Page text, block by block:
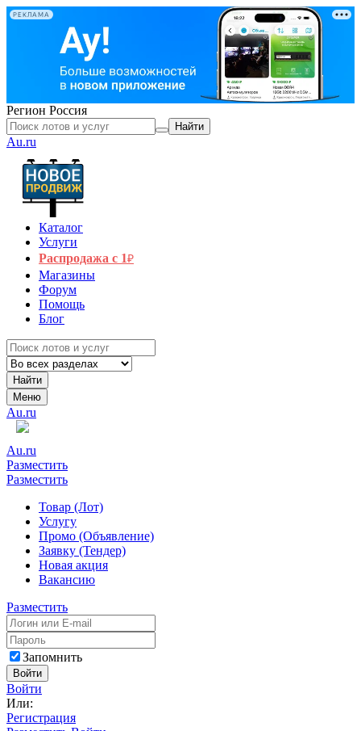
РЕКЛАМА
Регион Россия
Найти
Au.ru
Каталог
Услуги
Распродажа с 1₽
Магазины
Форум
Помощь
Блог
Найти
Меню
Au.ru
Au.ru
Разместить
Разместить
Товар (Лот)
Услугу
Промо (Объявление)
Заявку (Тендер)
Новая акция
Вакансию
Разместить
Запомнить
Войти
Войти
Или:
Регистрация